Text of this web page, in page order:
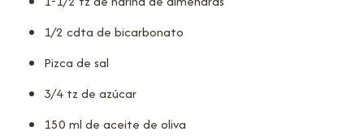
1/2 cdta de bicarbonato
Pizca de sal
3/4 tz de azúcar
150 ml de aceite de oliva